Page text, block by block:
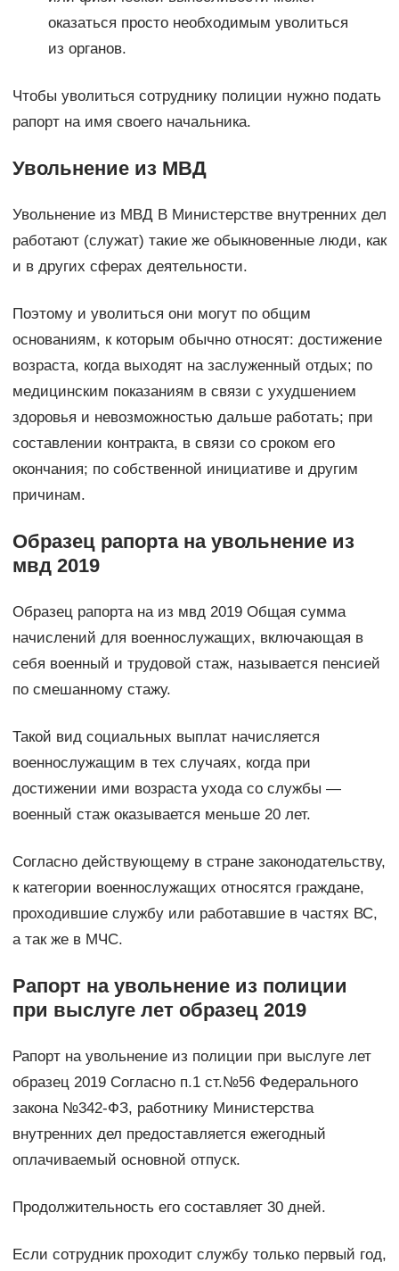
оказаться просто необходимым уволиться
из органов.
Чтобы уволиться сотруднику полиции нужно подать
рапорт на имя своего начальника.
Увольнение из МВД
Увольнение из МВД В Министерстве внутренних дел
работают (служат) такие же обыкновенные люди, как
и в других сферах деятельности.
Поэтому и уволиться они могут по общим
основаниям, к которым обычно относят: достижение
возраста, когда выходят на заслуженный отдых; по
медицинским показаниям в связи с ухудшением
здоровья и невозможностью дальше работать; при
составлении контракта, в связи со сроком его
окончания; по собственной инициативе и другим
причинам.
Образец рапорта на увольнение из
мвд 2019
Образец рапорта на из мвд 2019 Общая сумма
начислений для военнослужащих, включающая в
себя военный и трудовой стаж, называется пенсией
по смешанному стажу.
Такой вид социальных выплат начисляется
военнослужащим в тех случаях, когда при
достижении ими возраста ухода со службы —
военный стаж оказывается меньше 20 лет.
Согласно действующему в стране законодательству,
к категории военнослужащих относятся граждане,
проходившие службу или работавшие в частях ВС,
а так же в МЧС.
Рапорт на увольнение из полиции
при выслуге лет образец 2019
Рапорт на увольнение из полиции при выслуге лет
образец 2019 Согласно п.1 ст.№56 Федерального
закона №342-ФЗ, работнику Министерства
внутренних дел предоставляется ежегодный
оплачиваемый основной отпуск.
Продолжительность его составляет 30 дней.
Если сотрудник проходит службу только первый год,